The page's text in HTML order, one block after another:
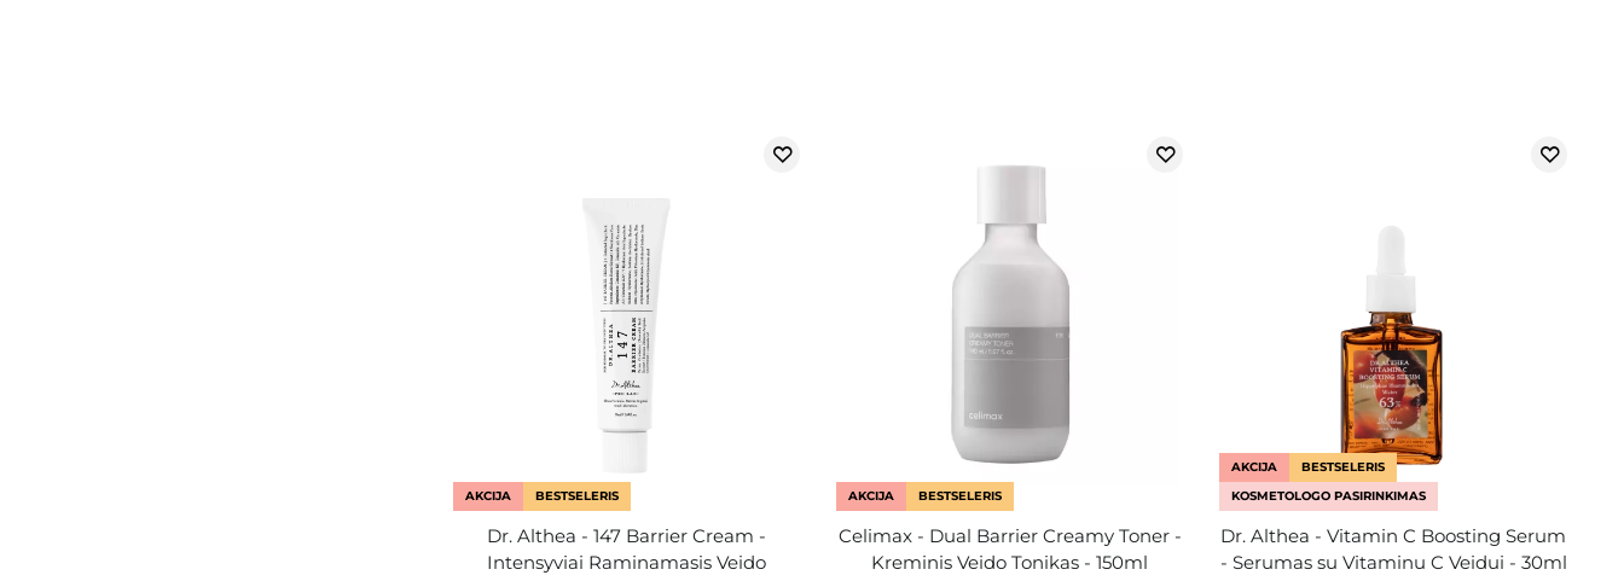
AKCIJA BESTSELERIS
Dr. Althea - 147 Barrier Cream -
Intensyviai Raminamasis Veido
AKCIJA BESTSELERIS
Celimax - Dual Barrier Creamy Toner -
Kreminis Veido Tonikas - 150ml
AKCIJA
BESTSELERIS
KOSMETOLOGO PASIRINKIMAS
Dr. Althea - Vitamin C Boosting Serum
- Serumas su Vitaminu C Veidui - 30ml